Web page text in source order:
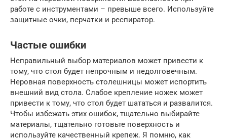
работе с инструментами – превыше всего. Используйте
защитные очки, перчатки и респиратор.
Частые ошибки
Неправильный выбор материалов может привести к
тому, что стол будет непрочным и недолговечным.
Неровная поверхность столешницы может испортить
внешний вид стола. Слабое крепление ножек может
привести к тому, что стол будет шататься и развалится.
Чтобы избежать этих ошибок, тщательно выбирайте
материалы, тщательно готовьте поверхность и
используйте качественный крепеж. Я помню, как